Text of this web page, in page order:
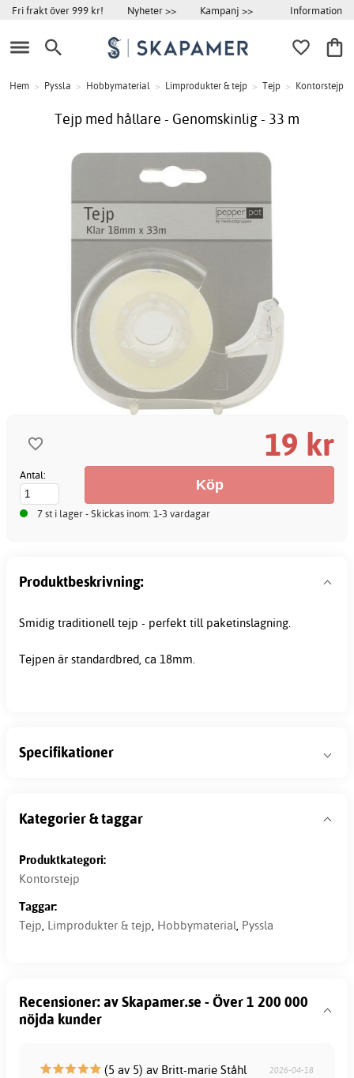
Fri frakt över 999 kr! Nyheter >> Kampanj >> Information
Hem > Pyssla > Hobbymaterial > Limprodukter & tejp > Tejp > Kontorstejp
Tejp med hållare - Genomskinlig - 33 m
19 kr
Antal:
7 st i lager - Skickas inom: 1-3 vardagar
Produktbeskrivning:
Smidig traditionell tejp - perfekt till paketinslagning.
Tejpen är standardbred, ca 18mm.
Specifikationer
Kategorier & taggar
Produktkategori:
Kontorstejp
Taggar:
Tejp, Limprodukter & tejp, Hobbymaterial, Pyssla
Recensioner: av Skapamer.se - Över 1 200 000
nöjda kunder
(5 av 5) av Britt-marie Ståhl 2026-04-18